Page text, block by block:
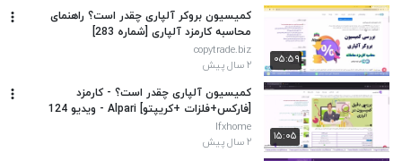
۰۵:۵۹
‫کمیسیون بروکر آلپاری چقدر است؟ راهنمای
محاسبه کارمزد آلپاری [شماره 283]
copytrade.biz
۲ سال پیش
۱۵:۰۵
کمیسیون آلپاری چقدر است؟ - کارمزد
[فارکس+فلزات +کریپتو] Alpari - ویدیو 124
Ifxhome
۲ سال پیش